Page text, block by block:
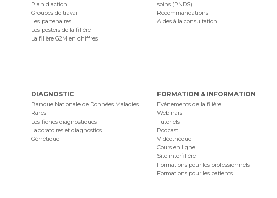
Plan d'action
Groupes de travail
Les partenaires
Les posters de la filière
La filière G2M en chiffres
soins (PNDS)
Recommandations
Aides à la consultation
DIAGNOSTIC
Banque Nationale de Données Maladies
Rares
Les fiches diagnostiques
Laboratoires et diagnostics
Génétique
FORMATION & INFORMATION
Evénements de la filière
Webinars
Tutoriels
Podcast
Vidéothèque
Cours en ligne
Site interfilière
Formations pour les professionnels
Formations pour les patients